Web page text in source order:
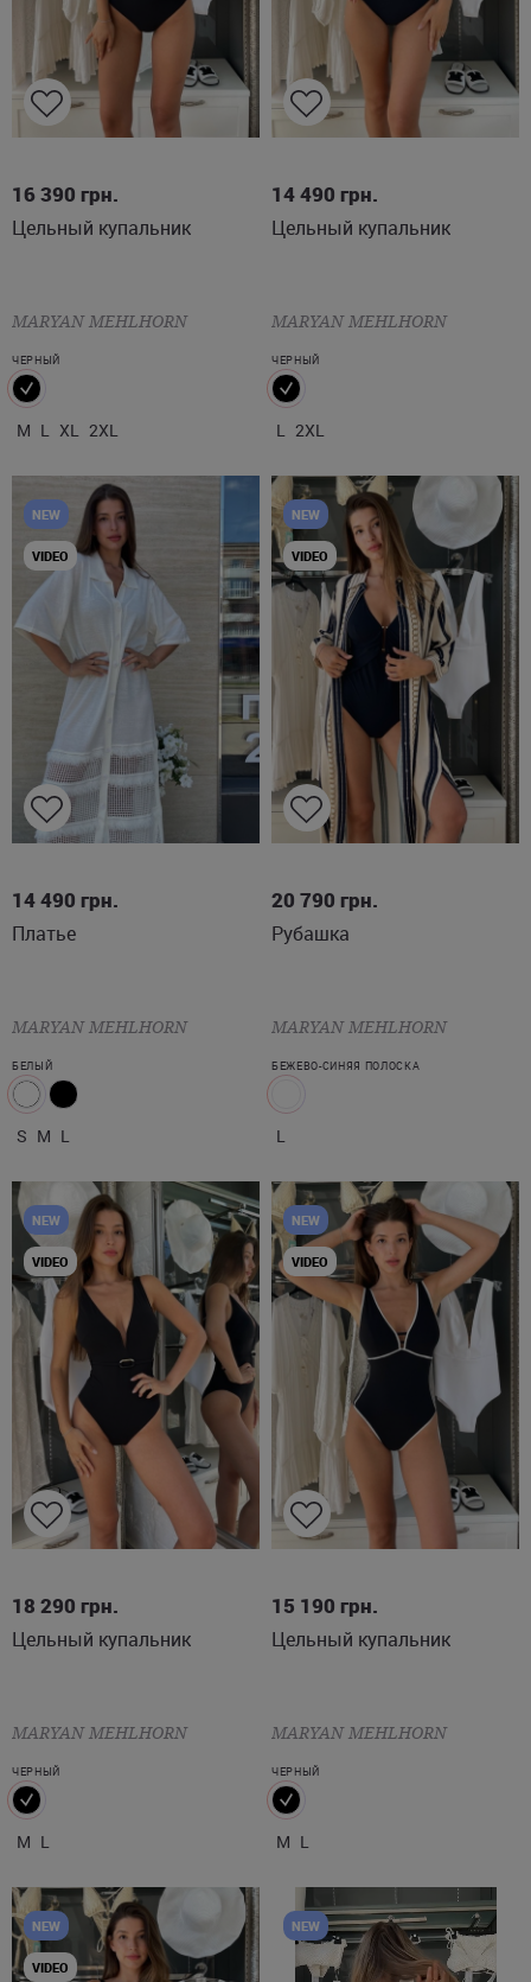
16 390 грн.
Цельный купальник
MARYAN MEHLHORN
ЧЕРНЫЙ
M L XL 2XL
14 490 грн.
Цельный купальник
MARYAN MEHLHORN
ЧЕРНЫЙ
L 2XL
NEW
VIDEO
14 490 грн.
Платье
MARYAN MEHLHORN
БЕЛЫЙ
S M L
NEW
VIDEO
20 790 грн.
Рубашка
MARYAN MEHLHORN
БЕЖЕВО-СИНЯЯ ПОЛОСКА
L
NEW
VIDEO
18 290 грн.
Цельный купальник
MARYAN MEHLHORN
ЧЕРНЫЙ
M L
NEW
VIDEO
15 190 грн.
Цельный купальник
MARYAN MEHLHORN
ЧЕРНЫЙ
M L
NEW
VIDEO
NEW